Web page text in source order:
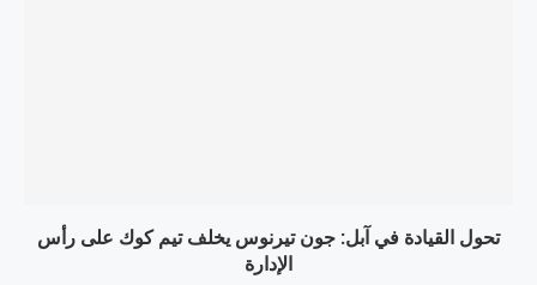
تحول القيادة في آبل: جون تيرنوس يخلف تيم كوك على رأس
الإدارة